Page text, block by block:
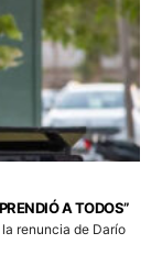
A TODOS”
renuncia de Darío